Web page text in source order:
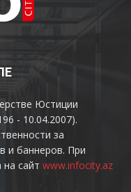
Юстиции
- 10.04.2007).
за
и баннеров. При
сайт www.infocity.az